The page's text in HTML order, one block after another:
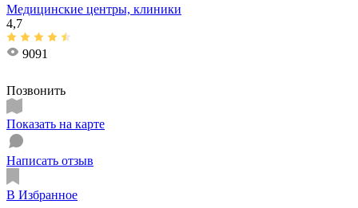
Медицинские центры, клиники
4,7
9091
Позвонить
Показать на карте
Написать отзыв
В Избранное